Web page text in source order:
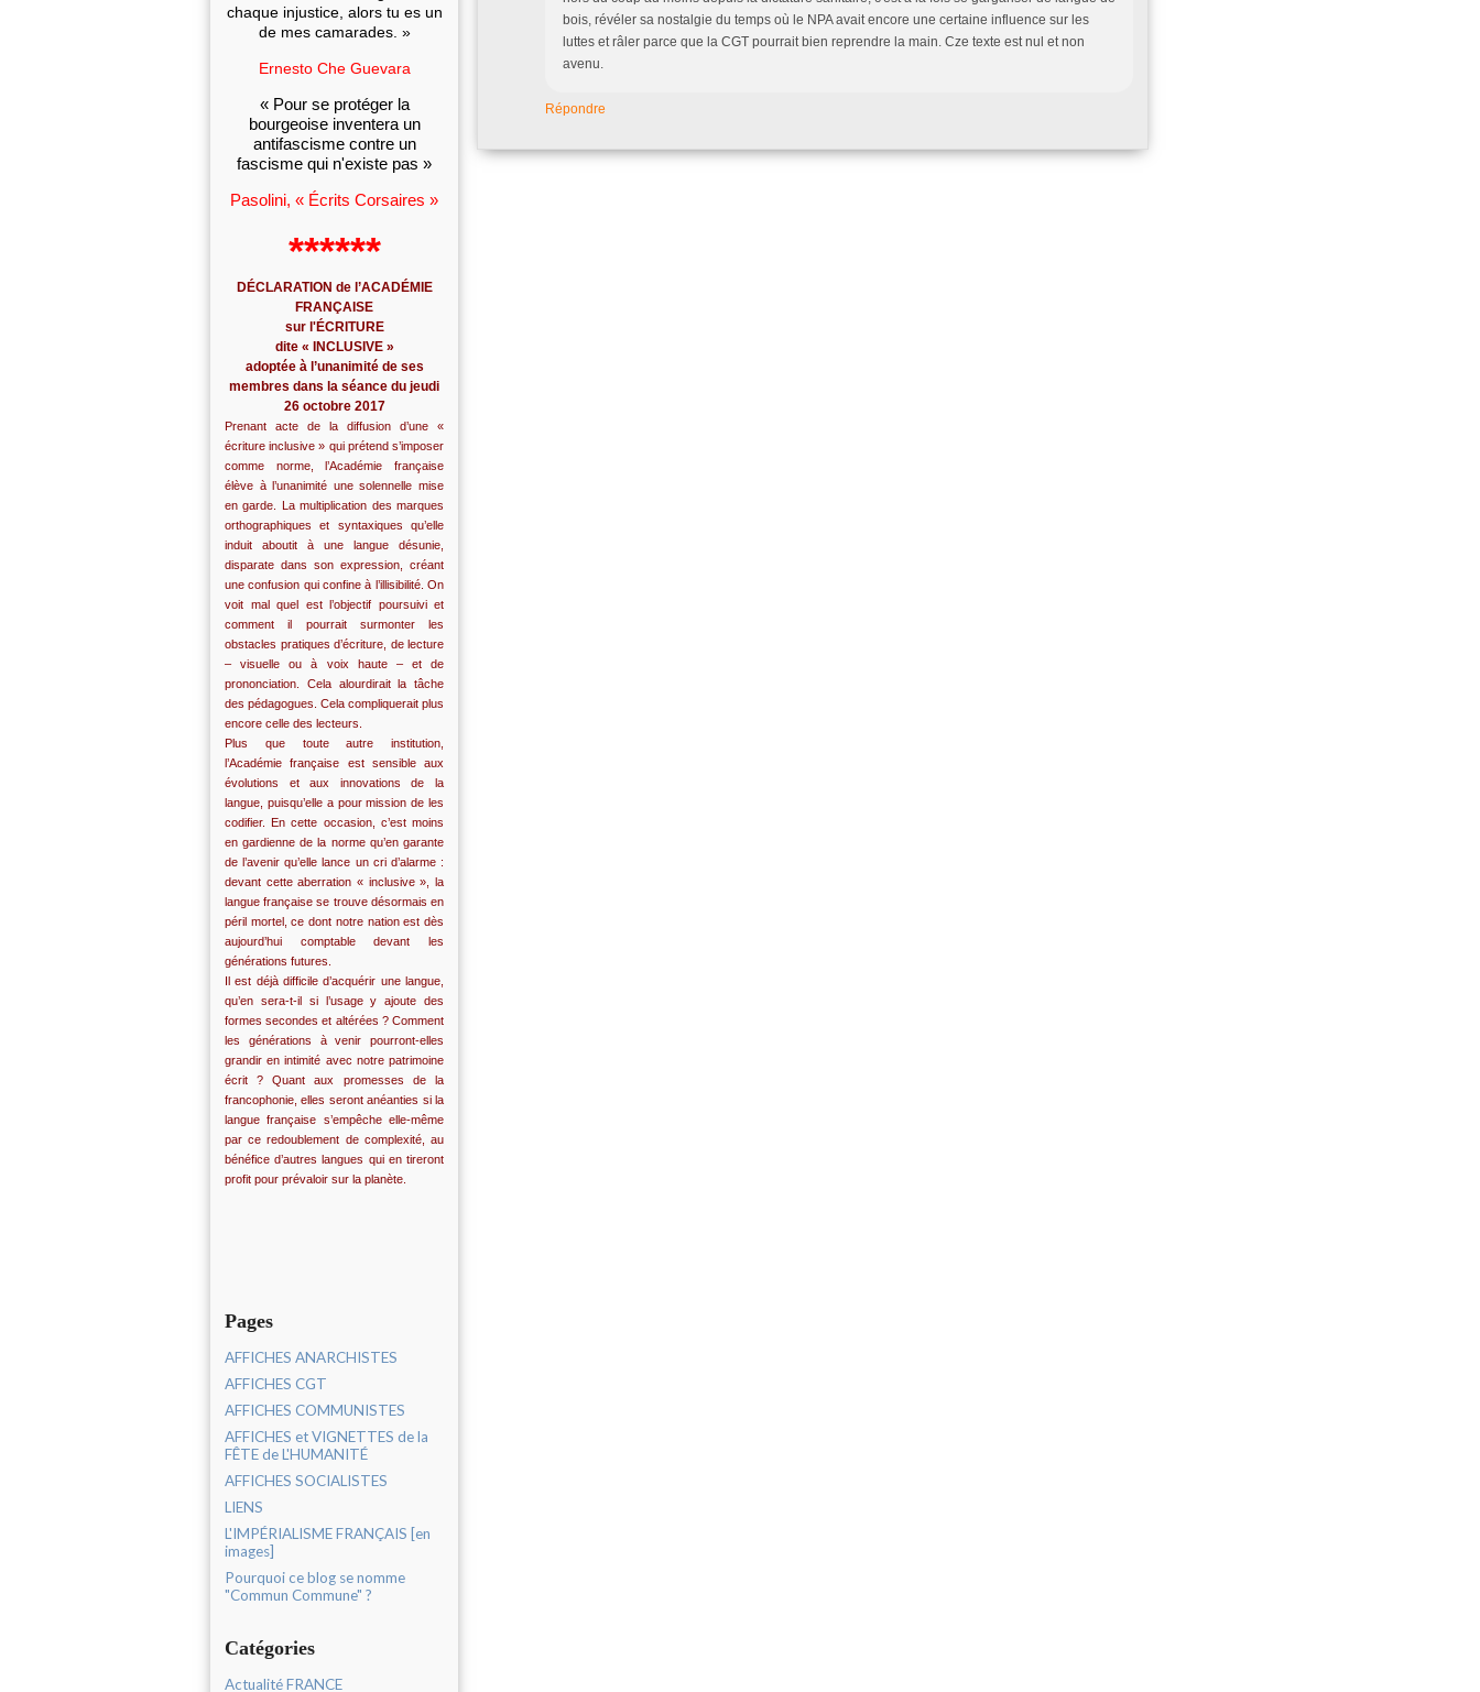
chaque injustice, alors tu es un
de mes camarades. »
Ernesto Che Guevara
« Pour se protéger la
bourgeoise inventera un
antifascisme contre un
fascisme qui n'existe pas »
Pasolini, « Écrits Corsaires »
******
DÉCLARATION de l’ACADÉMIE
FRANÇAISE
sur l'ÉCRITURE
dite « INCLUSIVE »
adoptée à l’unanimité de ses
membres dans la séance du jeudi
26 octobre 2017
Prenant acte de la diffusion d’une «
écriture inclusive » qui prétend s’imposer
comme norme, l’Académie française
élève à l’unanimité une solennelle mise
en garde. La multiplication des marques
orthographiques et syntaxiques qu’elle
induit aboutit à une langue désunie,
disparate dans son expression, créant
une confusion qui confine à l’illisibilité. On
voit mal quel est l’objectif poursuivi et
comment il pourrait surmonter les
obstacles pratiques d’écriture, de lecture
– visuelle ou à voix haute – et de
prononciation. Cela alourdirait la tâche
des pédagogues. Cela compliquerait plus
encore celle des lecteurs.
Plus que toute autre institution,
l’Académie française est sensible aux
évolutions et aux innovations de la
langue, puisqu’elle a pour mission de les
codifier. En cette occasion, c’est moins
en gardienne de la norme qu’en garante
de l’avenir qu’elle lance un cri d’alarme :
devant cette aberration « inclusive », la
langue française se trouve désormais en
péril mortel, ce dont notre nation est dès
aujourd’hui comptable devant les
générations futures.
Il est déjà difficile d’acquérir une langue,
qu’en sera-t-il si l’usage y ajoute des
formes secondes et altérées ? Comment
les générations à venir pourront-elles
grandir en intimité avec notre patrimoine
écrit ? Quant aux promesses de la
francophonie, elles seront anéanties si la
langue française s’empêche elle-même
par ce redoublement de complexité, au
bénéfice d’autres langues qui en tireront
profit pour prévaloir sur la planète.
Pages
AFFICHES ANARCHISTES
AFFICHES CGT
AFFICHES COMMUNISTES
AFFICHES et VIGNETTES de la
FÊTE de L'HUMANITÉ
AFFICHES SOCIALISTES
LIENS
L'IMPÉRIALISME FRANÇAIS [en
images]
Pourquoi ce blog se nomme
"Commun Commune" ?
Catégories
Actualité FRANCE
bois, révéler sa nostalgie du temps où le NPA avait encore une certaine influence sur les
luttes et râler parce que la CGT pourrait bien reprendre la main. Cze texte est nul et non
avenu.
Répondre